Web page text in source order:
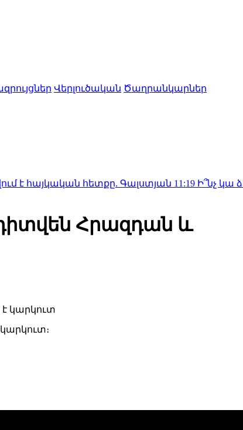
Վերլուծական Ծաղրանկարներ
հետքը. Գալստյան11:19Ի՞նչ կա ձեր
Հրազդան և